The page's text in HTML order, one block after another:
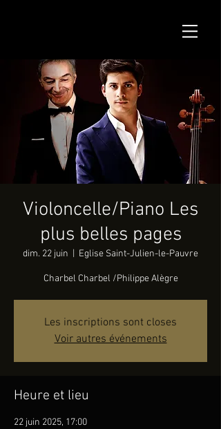
Violoncelle/Piano Les
plus belles pages
dim. 22 juin Eglise Saint-Julien-le-Pauvre
Charbel Charbel /Philippe Alègre
Les inscriptions sont closes
Voir autres événements
Heure et lieu
22 juin 2025, 17:00